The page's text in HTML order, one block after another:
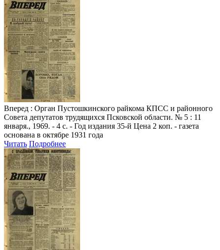
Вперед : Орган Пустошкинского райкома КПСС и районного
Совета депутатов трудящихся Псковской области. № 5 : 11
января., 1969. - 4 с. - Год издания 35-й Цена 2 коп. - газета
основана в октябре 1931 года
Читать Подробнее